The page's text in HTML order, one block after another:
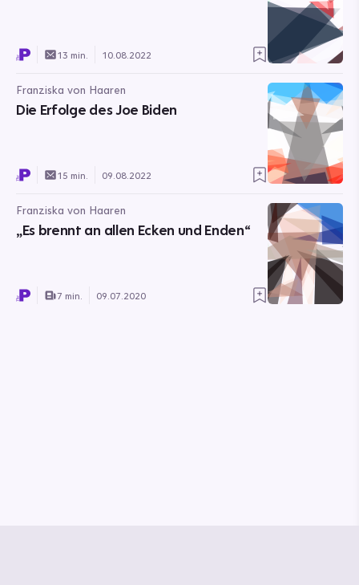
13 min. 10.08.2022
Franziska von Haaren
Die Erfolge des Joe Biden
15 min. 09.08.2022
Franziska von Haaren
„Es brennt an allen Ecken und Enden“
7 min. 09.07.2020